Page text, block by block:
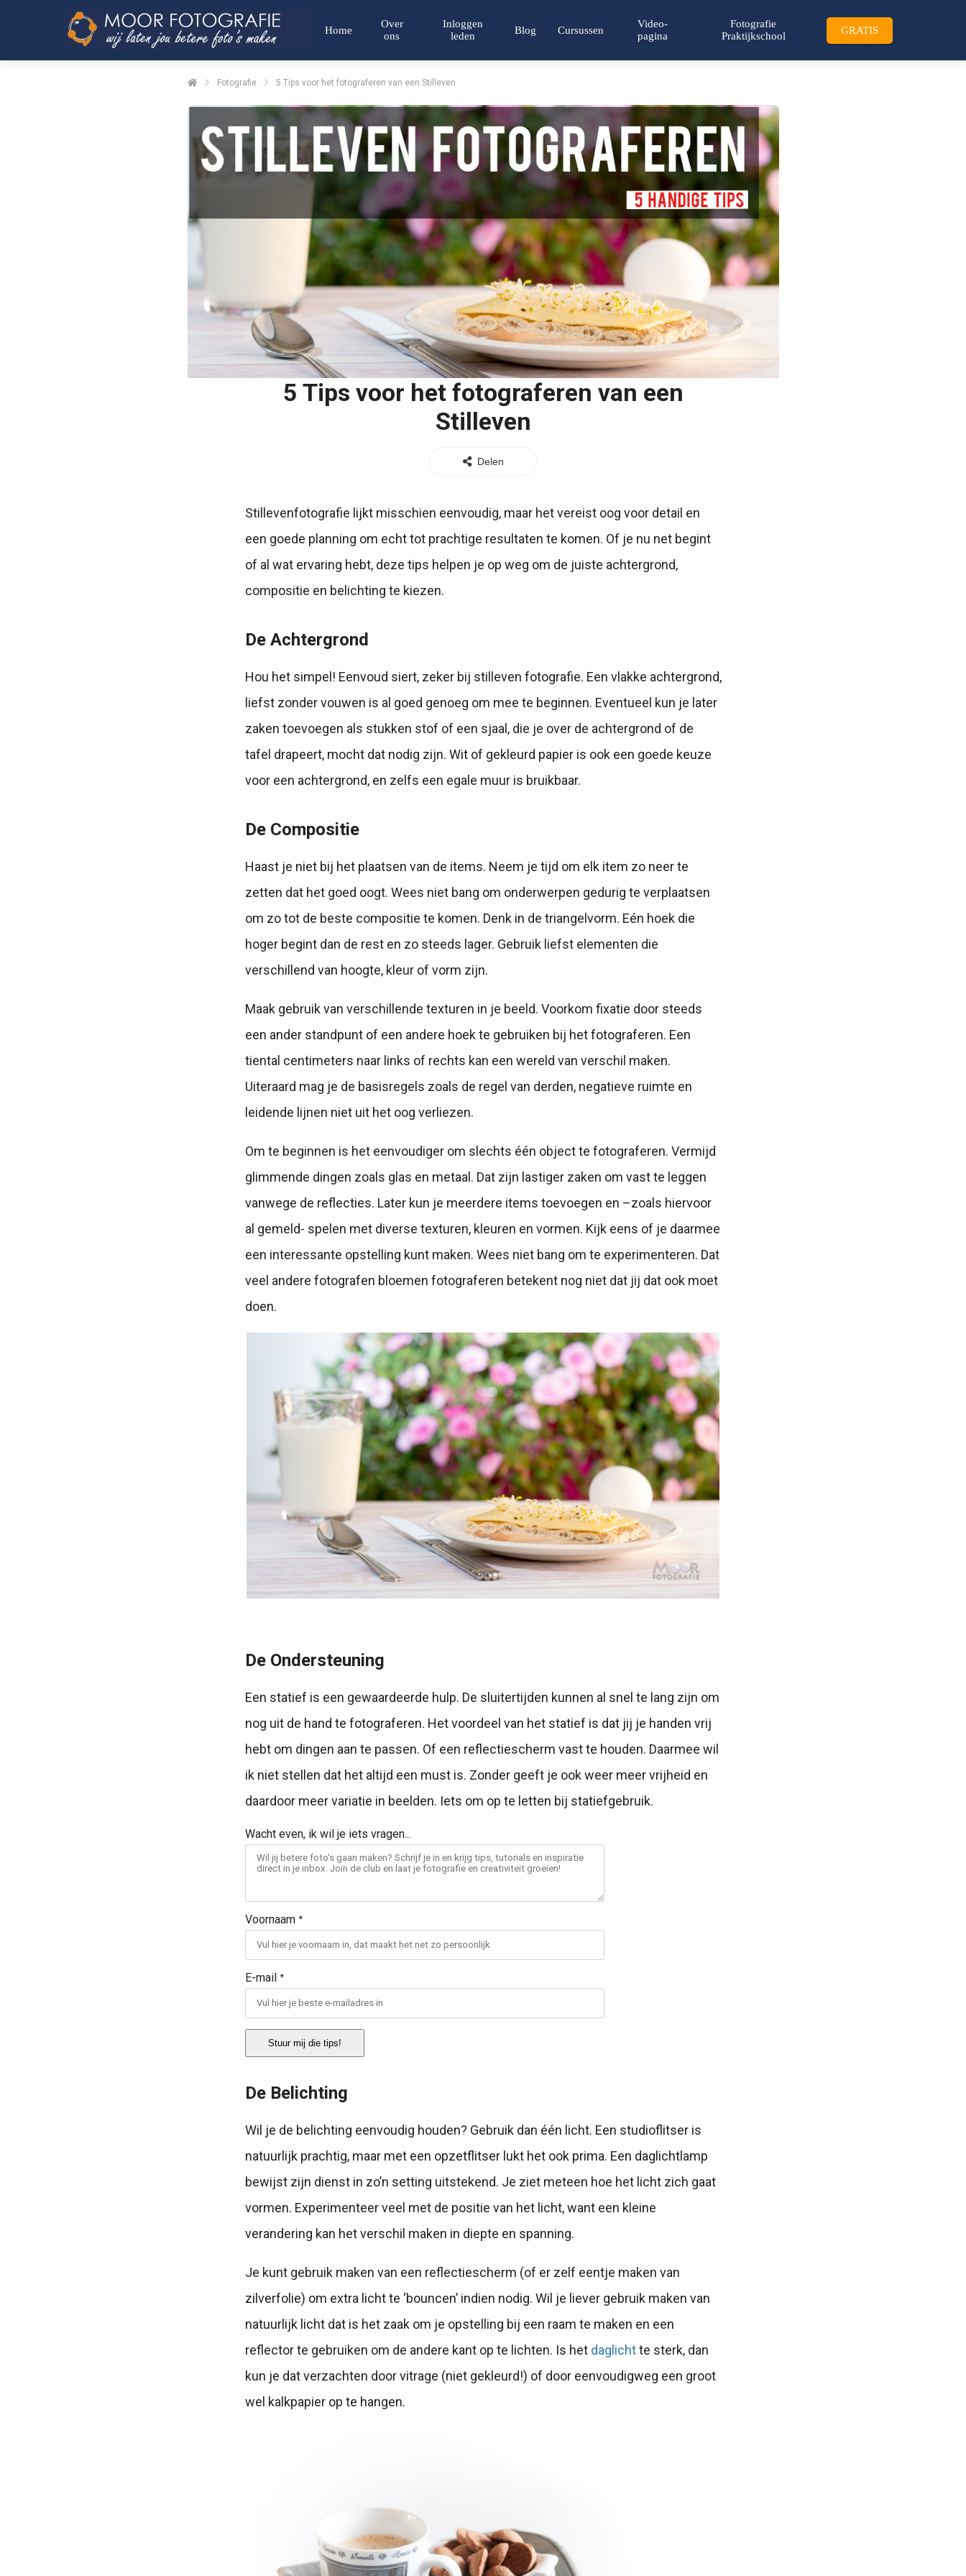
Home
Over
ons
Inloggen
leden
Blog Cursussen
Video-
pagina
Fotografie
Praktijkschool
GRATIS
Fotografie 5 Tips voor het fotograferen van een Stilleven
5 Tips voor het fotograferen van een
Stilleven
Delen
Stillevenfotografie lijkt misschien eenvoudig, maar het vereist oog voor detail en
een goede planning om echt tot prachtige resultaten te komen. Of je nu net begint
of al wat ervaring hebt, deze tips helpen je op weg om de juiste achtergrond,
compositie en belichting te kiezen.
De Achtergrond
Hou het simpel! Eenvoud siert, zeker bij stilleven fotografie. Een vlakke achtergrond,
liefst zonder vouwen is al goed genoeg om mee te beginnen. Eventueel kun je later
zaken toevoegen als stukken stof of een sjaal, die je over de achtergrond of de
tafel drapeert, mocht dat nodig zijn. Wit of gekleurd papier is ook een goede keuze
voor een achtergrond, en zelfs een egale muur is bruikbaar.
De Compositie
Haast je niet bij het plaatsen van de items. Neem je tijd om elk item zo neer te
zetten dat het goed oogt. Wees niet bang om onderwerpen gedurig te verplaatsen
om zo tot de beste compositie te komen. Denk in de triangelvorm. Eén hoek die
hoger begint dan de rest en zo steeds lager. Gebruik liefst elementen die
verschillend van hoogte, kleur of vorm zijn.
Maak gebruik van verschillende texturen in je beeld. Voorkom fixatie door steeds
een ander standpunt of een andere hoek te gebruiken bij het fotograferen. Een
tiental centimeters naar links of rechts kan een wereld van verschil maken.
Uiteraard mag je de basisregels zoals de regel van derden, negatieve ruimte en
leidende lijnen niet uit het oog verliezen.
Om te beginnen is het eenvoudiger om slechts één object te fotograferen. Vermijd
glimmende dingen zoals glas en metaal. Dat zijn lastiger zaken om vast te leggen
vanwege de reflecties. Later kun je meerdere items toevoegen en –zoals hiervoor
al gemeld- spelen met diverse texturen, kleuren en vormen. Kijk eens of je daarmee
een interessante opstelling kunt maken. Wees niet bang om te experimenteren. Dat
veel andere fotografen bloemen fotograferen betekent nog niet dat jij dat ook moet
doen.
De Ondersteuning
Een statief is een gewaardeerde hulp. De sluitertijden kunnen al snel te lang zijn om
nog uit de hand te fotograferen. Het voordeel van het statief is dat jij je handen vrij
hebt om dingen aan te passen. Of een reflectiescherm vast te houden. Daarmee wil
ik niet stellen dat het altijd een must is. Zonder geeft je ook weer meer vrijheid en
daardoor meer variatie in beelden. Iets om op te letten bij statiefgebruik.
Wacht even, ik wil je iets vragen...
Voornaam *
E-mail *
Stuur mij die tips!
De Belichting
Wil je de belichting eenvoudig houden? Gebruik dan één licht. Een studioflitser is
natuurlijk prachtig, maar met een opzetflitser lukt het ook prima. Een daglichtlamp
bewijst zijn dienst in zo’n setting uitstekend. Je ziet meteen hoe het licht zich gaat
vormen. Experimenteer veel met de positie van het licht, want een kleine
verandering kan het verschil maken in diepte en spanning.
Je kunt gebruik maken van een reflectiescherm (of er zelf eentje maken van
zilverfolie) om extra licht te ‘bouncen’ indien nodig. Wil je liever gebruik maken van
natuurlijk licht dat is het zaak om je opstelling bij een raam te maken en een
reflector te gebruiken om de andere kant op te lichten. Is het daglichtte sterk, dan
kun je dat verzachten door vitrage (niet gekleurd!) of door eenvoudigweg een groot
wel kalkpapier op te hangen.